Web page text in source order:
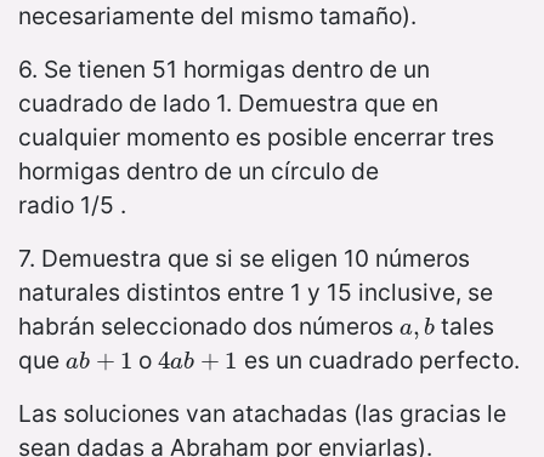
necesariamente del mismo tamaño).
6. Se tienen 51 hormigas dentro de un
cuadrado de lado 1. Demuestra que en
cualquier momento es posible encerrar tres
hormigas dentro de un círculo de
radio 1/5 .
7. Demuestra que si se eligen 10 números
naturales distintos entre 1 y 15 inclusive, se
habrán seleccionado dos números a, b
a,b tales
que ab + 1
ab +1 o4ab + 1
4ab +1
es un cuadrado perfecto.
Las soluciones van atachadas (las gracias le
sean dadas a Abraham por enviarlas).